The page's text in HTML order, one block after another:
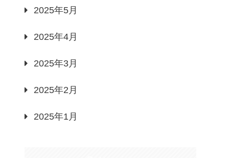
2025年5月
2025年4月
2025年3月
2025年2月
2025年1月